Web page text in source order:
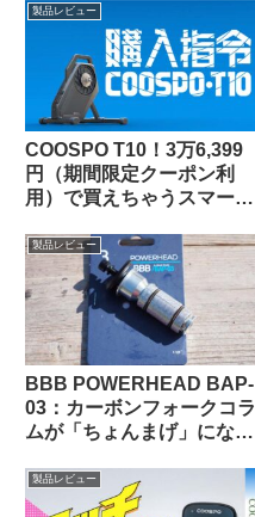
円】
製品レビュー
COOSPO T10！3万6,399
円（期間限定クーポン利
用）で買えちゃうスマート
になるの？（なりまし
た！）
製品レビュー
BBB POWERHEAD BAP-
03：カーボンフォークコラ
ムが「ちょんまげ」になっ
た【ロングタイプのプレッ
シャープラグ】
製品レビュー